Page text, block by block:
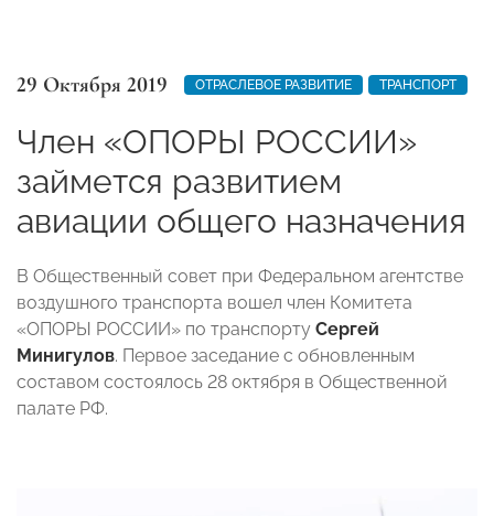
29 Октября 2019 ОТРАСЛЕВОЕ РАЗВИТИЕ ТРАНСПОРТ
Член «ОПОРЫ РОССИИ»
займется развитием
авиации общего назначения
В Общественный совет при Федеральном агентстве
воздушного транспорта вошел член Комитета
«ОПОРЫ РОССИИ» по транспорту Сергей
Минигулов. Первое заседание с обновленным
составом состоялось 28 октября в Общественной
палате РФ.